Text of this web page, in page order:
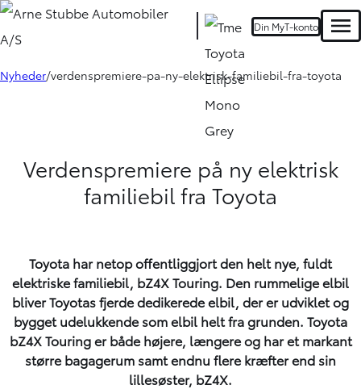
Din MyT-konto
Nyheder verdenspremiere-pa-ny-elektrisk-familiebil-fra-toyota
Verdenspremiere på ny elektrisk
familiebil fra Toyota
Toyota har netop offentliggjort den helt nye, fuldt
elektriske familiebil, bZ4X Touring. Den rummelige elbil
bliver Toyotas fjerde dedikerede elbil, der er udviklet og
bygget udelukkende som elbil helt fra grunden. Toyota
bZ4X Touring er både højere, længere og har et markant
større bagagerum samt endnu flere kræfter end sin
lillesøster, bZ4X.